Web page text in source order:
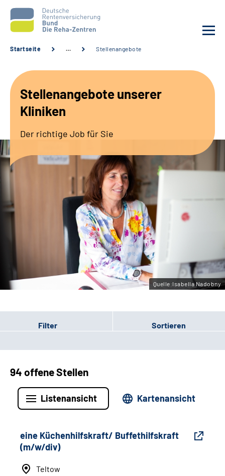
Unsere Kliniken
Sozialdienste & Zuweisende
Erweiterte Suche
Gebärdensprache
Leichte Sprache
Startseite … Stellenangebote
Stellenangebote unserer
Kliniken
Der richtige Job für Sie
Quelle:Isabella Nadobny
Filter Sortieren
94 offene Stellen
Listenansicht Kartenansicht
eine Küchenhilfskraft/ Buffethilfskraft
(m/w/div)
Teltow